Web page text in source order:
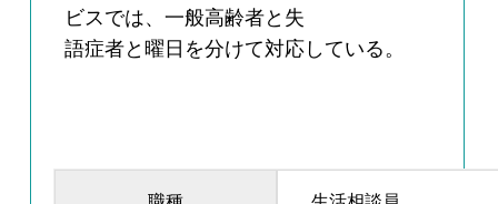
ビスでは、一般高齢者と失
語症者と曜日を分けて対応している。